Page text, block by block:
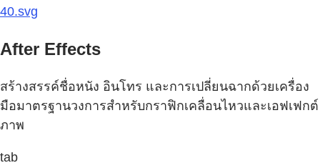
40.svg
After Effects
สร้างสรรค์ชื่อหนัง อินโทร และการเปลี่ยนฉากด้วยเครื่อง
มือมาตรฐานวงการสำหรับกราฟิกเคลื่อนไหวและเอฟเฟกต์
ภาพ
tab